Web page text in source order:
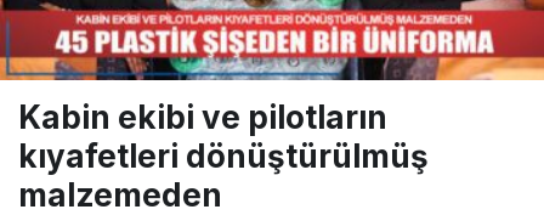
Kabin ekibi ve pilotların
kıyafetleri dönüştürülmüş
malzemeden